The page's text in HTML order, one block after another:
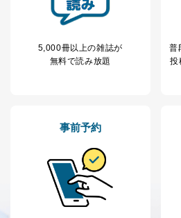
開示等のご請求に対応させていた
なお、6、7については、パート
ます。
ません。ただし、次の場合は除き
法令に基づく場合
人の生命､身体または財産の保
場合であって、本人の同意を得
き。
公衆衛生の向上または児童の
5,000冊以上の雑誌が
無料で読み放題
普
投
事前予約